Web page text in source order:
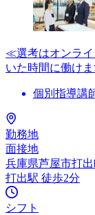
≪選考はオンラ
いた時間に働け
個別指導講
勤務地
面接地
兵庫県芦屋市打
打出駅 徒歩2分
シフト